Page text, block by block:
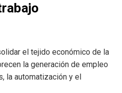
el tejido económico de la
la generación de empleo
la automatización y el